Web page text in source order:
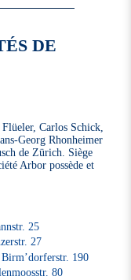
DE
Carlos Schick,
Georg Rhonheimer
de Zürich. Siège
Arbor possède et
25
27
190
80